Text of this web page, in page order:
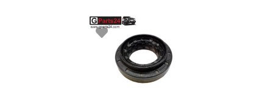
TOP-Seller: G-Klasse Trittbretter schwarz für
Impressum